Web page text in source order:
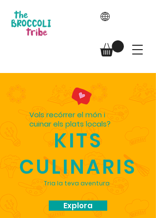
KITS
CULINARIS
Vols recórrer el món i
cuinar els plats locals?
Tria la teva aventura
Explora